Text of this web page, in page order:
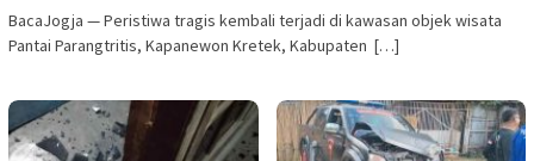
BacaJogja — Peristiwa tragis kembali terjadi di kawasan objek wisata
Pantai Parangtritis, Kapanewon Kretek, Kabupaten […]